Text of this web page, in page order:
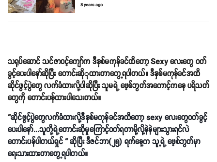
8 years ago
သရုပ်ဆောင် သင်ဇာဝင့်ကျော်က ဒီနှစ်မကုန်ခင်ထိတော့ Sexy လေးတွေ ဝတ်
ခွင့်ပေးပါနော်ဆိုပြီး တောင်းဆိုုထားတာတွေ့ရပါတယ်။ ဒီနှစ်မကုန်ခင်အထိ
ဆိုင်ဖွင့်ပွဲတွေ လက်ခံထားလို့ပါဆိုပြီး သူမရဲ့ ဖေ့စ်ဘွတ်အကောင့်ကနေ ပရိသတ်
တွေကို တောင်းပန်ထားပါသေးတယ်။
“ဆိုင်ဖွင့်ပွဲတွေလက်ခံထားလို့ဒီနှစ်မကုန်ခင်အထိတော့ sexy လေးတွေဝတ်ခွင့်
ပေးပါနော်...သူတို့ရဲ့တောင်းဆိုမှုကြောင့်ဝတ်ရတာမို့လို့နဲနဲများသွားရင်လဲ
တောင်းပန်ပါတယ်ရှင် “ ဆိုပြီး ဒီဇင်ဘာ(၂၅) ရက်နေ့က သူ့ရဲ့ ဖေ့စ်ဘွတ်မှာ
ရေးသားထားတာတွေ့ရပါတယ်။